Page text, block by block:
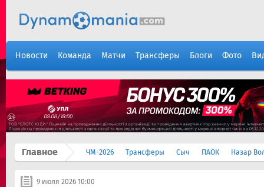
Новости Команда Матчи Трансферы Блоги Фото
Главное ЧМ-2026 Трансферы Сыч ПАОК Назар
9 июля 2026 10:00